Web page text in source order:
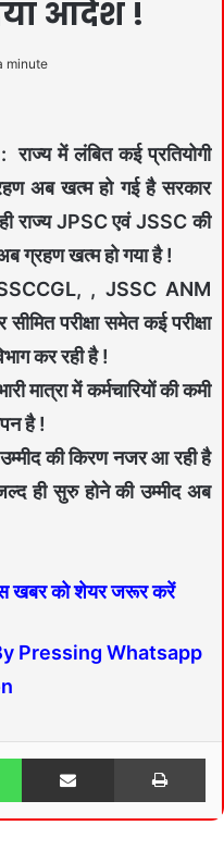
आदेश !
minute
राज्य में लंबित कई प्रतियोगी
अब खत्म हो गई है सरकार
राज्य JPSC एवं JSSC की
ग्रहण खत्म हो गया है !
, JSSC ANM
परीक्षा समेत कई परीक्षा
कर रही है !
मात्रा में कर्मचारियों की कमी
है !
की किरण नजर आ रही है
ही सुरु होने की उम्मीद अब
खबर को शेयर जरूर करें
Pressing Whatsapp
Share via Email Print